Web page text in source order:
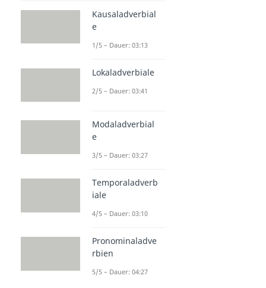
Kausaladverbial
e
1/5 – Dauer: 03:13
Lokaladverbiale
2/5 – Dauer: 03:41
Modaladverbial
e
3/5 – Dauer: 03:27
Temporaladverb
iale
4/5 – Dauer: 03:10
Pronominaladve
rbien
5/5 – Dauer: 04:27